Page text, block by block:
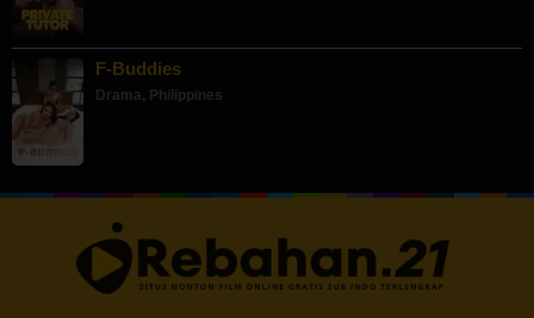
F-Buddies
Drama, Philippines